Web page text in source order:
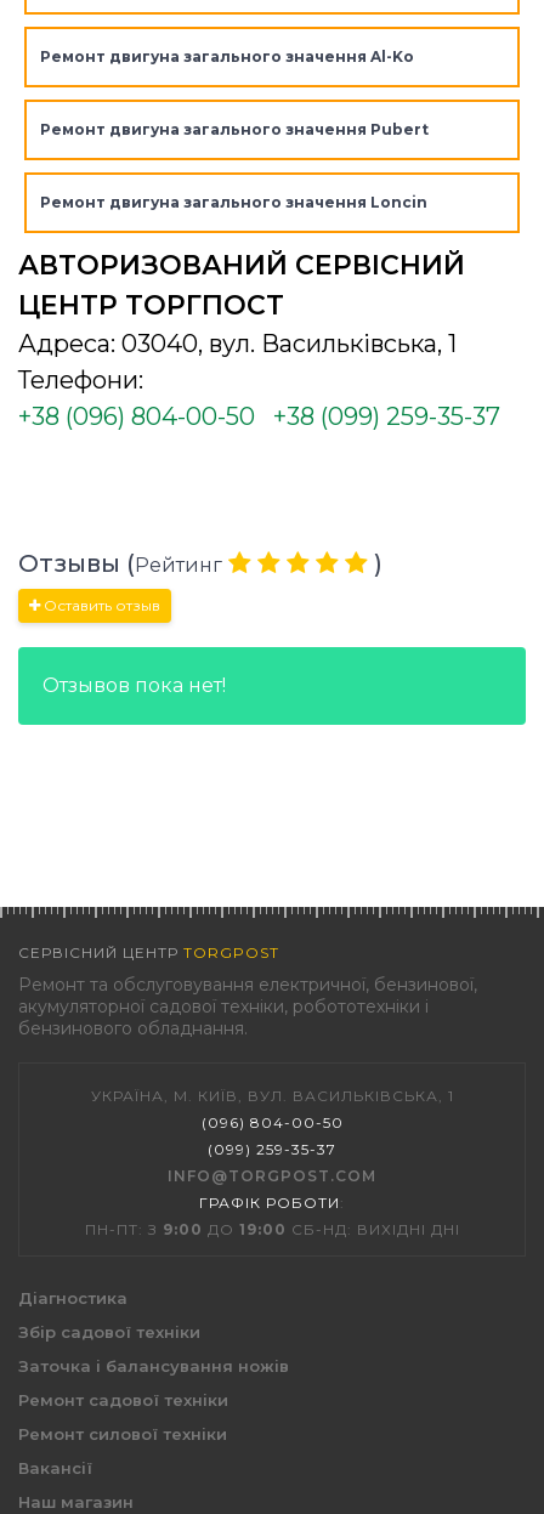
Ремонт двигуна загального значення Al-Ko
Ремонт двигуна загального значення Pubert
Ремонт двигуна загального значення Loncin
АВТОРИЗОВАНИЙ СЕРВІСНИЙ
ЦЕНТР ТОРГПОСТ
Адреса: 03040, вул. Васильківська, 1
Телефони:
+38 (096) 804-00-50
+38 (099) 259-35-37
Отзывы (Рейтинг )
Оставить отзыв
Отзывов пока нет!
СЕРВІСНИЙ ЦЕНТР TORGPOST
Ремонт та обслуговування електричної, бензинової,
акумуляторної садової техніки, робототехніки і
бензинового обладнання.
УКРАЇНА, М. КИЇВ, ВУЛ. ВАСИЛЬКІВСЬКА, 1
(096) 804-00-50
(099) 259-35-37
INFO@TORGPOST.COM
ГРАФІК РОБОТИ :
ПН-ПТ: З 9:00 ДО 19:00 СБ-НД: ВИХІДНІ ДНІ
Діагностика
Збір садової техніки
Заточка і балансування ножів
Ремонт садової техніки
Ремонт силової техніки
Вакансії
Наш магазин